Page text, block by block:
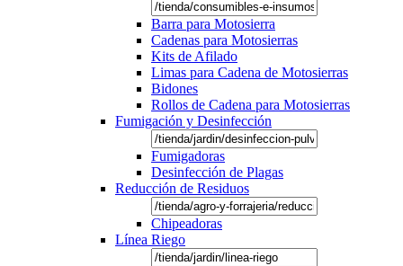
Barra para Motosierra
Cadenas para Motosierras
Kits de Afilado
Limas para Cadena de Motosierras
Bidones
Rollos de Cadena para Motosierras
Fumigación y Desinfección
Fumigadoras
Desinfección de Plagas
Reducción de Residuos
Chipeadoras
Línea Riego